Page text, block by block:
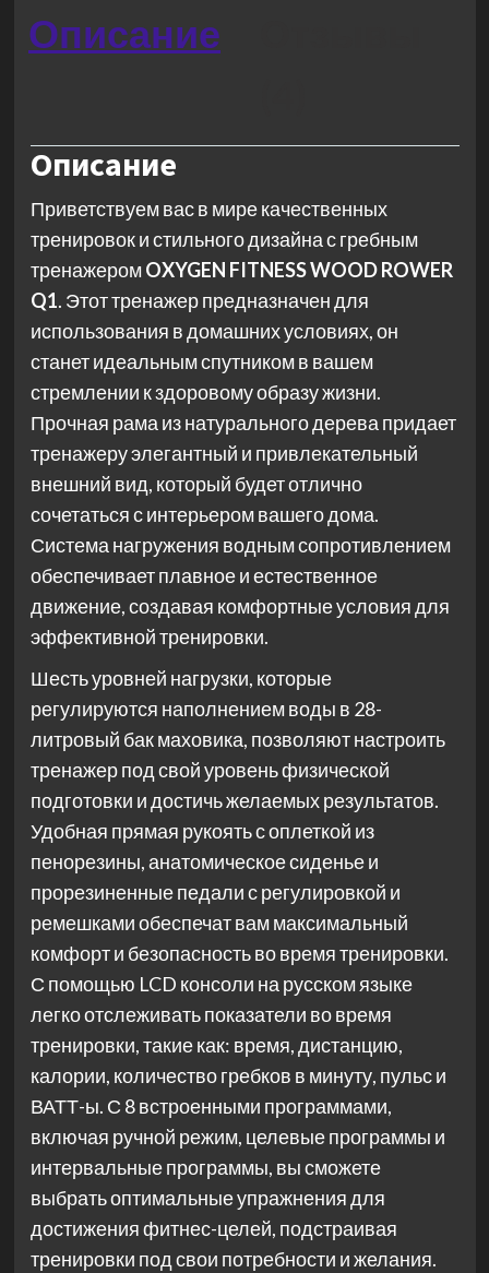
Описание
Описание
Приветствуем вас в мире качественных
тренировок и стильного дизайна с гребным
тренажеромOXYGEN FITNESS WOOD ROWER
Q1. Этот тренажер предназначен для
использования в домашних условиях, он
станет идеальным спутником в вашем
стремлении к здоровому образу жизни.
Прочная рама из натурального дерева придает
тренажеру элегантный и привлекательный
внешний вид, который будет отлично
сочетаться с интерьером вашего дома.
Система нагружения водным сопротивлением
обеспечивает плавное и естественное
движение, создавая комфортные условия для
эффективной тренировки.
Шесть уровней нагрузки, которые
регулируются наполнением воды в 28-
литровый бак маховика, позволяют настроить
тренажер под свой уровень физической
подготовки и достичь желаемых результатов.
Удобная прямая рукоять с оплеткой из
пенорезины, анатомическое сиденье и
прорезиненные педали с регулировкой и
ремешками обеспечат вам максимальный
комфорт и безопасность во время тренировки.
С помощью LCD консоли на русском языке
легко отслеживать показатели во время
тренировки, такие как: время, дистанцию,
калории, количество гребков в минуту, пульс и
ВАТТ-ы. С 8 встроенными программами,
включая ручной режим, целевые программы и
интервальные программы, вы сможете
выбрать оптимальные упражнения для
достижения фитнес-целей, подстраивая
тренировки под свои потребности и желания.